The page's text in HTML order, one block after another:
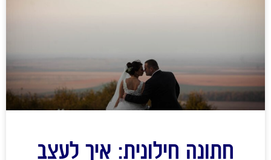
חתונה חילונית: איך לעצב